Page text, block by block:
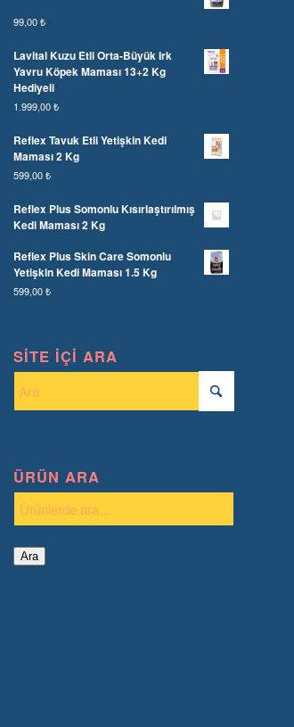
99,00₺
Lavital Kuzu Etli Orta-Büyük Irk
Yavru Köpek Maması 13+2 Kg
Hediyeli
1.999,00₺
Reflex Tavuk Etli Yetişkin Kedi
Maması 2 Kg
599,00₺
Reflex Plus Somonlu Kısırlaştırılmış
Kedi Maması 2 Kg
Reflex Plus Skin Care Somonlu
Yetişkin Kedi Maması 1.5 Kg
599,00₺
SITE İÇI ARA
ÜRÜN ARA
Ara